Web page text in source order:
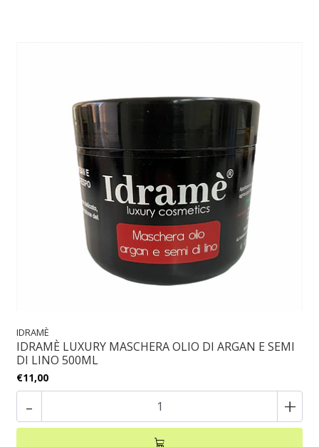
IDRAMÈ
IDRAMÈ LUXURY MASCHERA OLIO DI ARGAN E SEMI
DI LINO 500ML
€11,00
- +